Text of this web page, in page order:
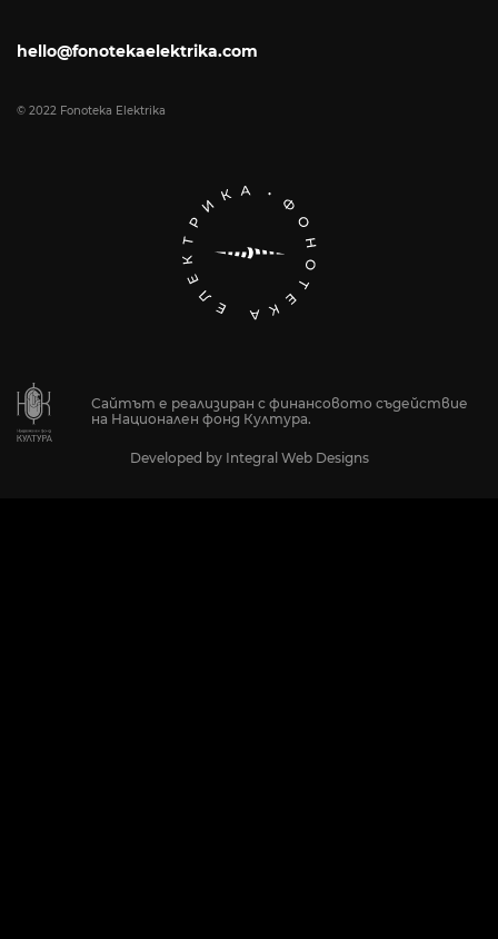
hello@fonotekaelektrika.com
© 2022 Fonoteka Elektrika
Сайтът е реализиран с финансовото съдействие
на Национален фонд Култура.
Developed by Integral Web Designs